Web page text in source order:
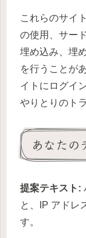
これらのサイ
の使用、サー
埋め込み、埋
を行うことが
イトにログイ
やりとりのト
あなたの
提案テキスト:
と、IP アドレ
す。